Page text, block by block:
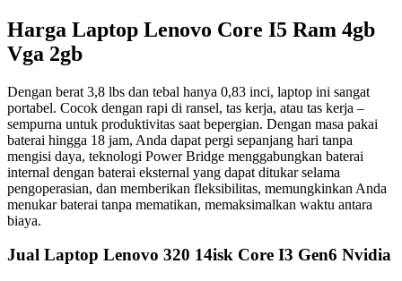
Harga Laptop Lenovo Core I5 Ram 4gb
Vga 2gb
Dengan berat 3,8 lbs dan tebal hanya 0,83 inci, laptop ini sangat
portabel. Cocok dengan rapi di ransel, tas kerja, atau tas kerja –
sempurna untuk produktivitas saat bepergian. Dengan masa pakai
baterai hingga 18 jam, Anda dapat pergi sepanjang hari tanpa
mengisi daya, teknologi Power Bridge menggabungkan baterai
internal dengan baterai eksternal yang dapat ditukar selama
pengoperasian, dan memberikan fleksibilitas, memungkinkan Anda
menukar baterai tanpa mematikan, memaksimalkan waktu antara
biaya.
Jual Laptop Lenovo 320 14isk Core I3 Gen6 Nvidia